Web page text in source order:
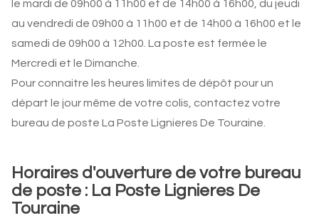
le mardi de 09h00 à 11h00 et de 14h00 à 16h00, du jeudi
au vendredi de 09h00 à 11h00 et de 14h00 à 16h00 et le
samedi de 09h00 à 12h00. La poste est fermée le
Mercredi et le Dimanche.
Pour connaitre les heures limites de dépôt pour un
départ le jour même de votre colis, contactez votre
bureau de poste La Poste Lignieres De Touraine.
Horaires d'ouverture de votre bureau
de poste : La Poste Lignieres De
Touraine